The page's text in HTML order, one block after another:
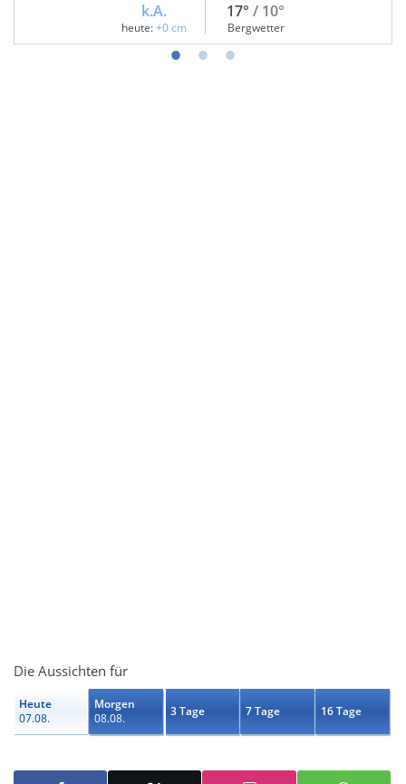
k.A.
heute:+0 cm
17° / 10°
Bergwetter
Die Aussichten für
Heute
07.08.
Morgen
08.08.
3 Tage 7 Tage 16 Tage